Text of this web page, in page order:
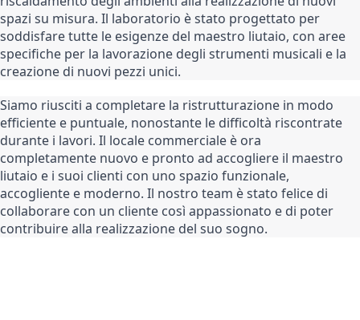
spazi su misura. Il laboratorio è stato progettato per
soddisfare tutte le esigenze del maestro liutaio, con aree
specifiche per la lavorazione degli strumenti musicali e la
creazione di nuovi pezzi unici.
Siamo riusciti a completare la ristrutturazione in modo
efficiente e puntuale, nonostante le difficoltà riscontrate
durante i lavori. Il locale commerciale è ora
completamente nuovo e pronto ad accogliere il maestro
liutaio e i suoi clienti con uno spazio funzionale,
accogliente e moderno. Il nostro team è stato felice di
collaborare con un cliente così appassionato e di poter
contribuire alla realizzazione del suo sogno.